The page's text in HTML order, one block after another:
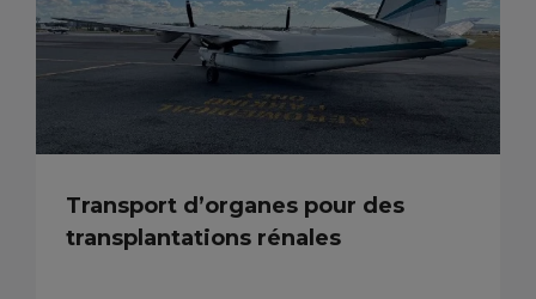
Transport d’organes pour des
transplantations rénales